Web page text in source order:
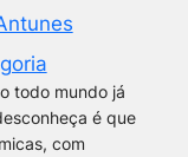
todo mundo já
é que
com